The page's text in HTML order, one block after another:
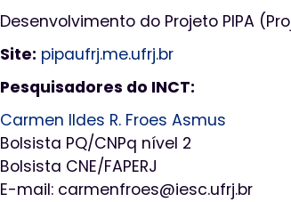
Desenvolvimento do Projeto PIPA
Site: pipaufrj.me.ufrj.br
Pesquisadores do INCT:
Carmen Ildes R. Froes Asmus
Bolsista PQ/CNPq nível 2
Bolsista CNE/FAPERJ
E-mail: carmenfroes@iesc.ufrj.br